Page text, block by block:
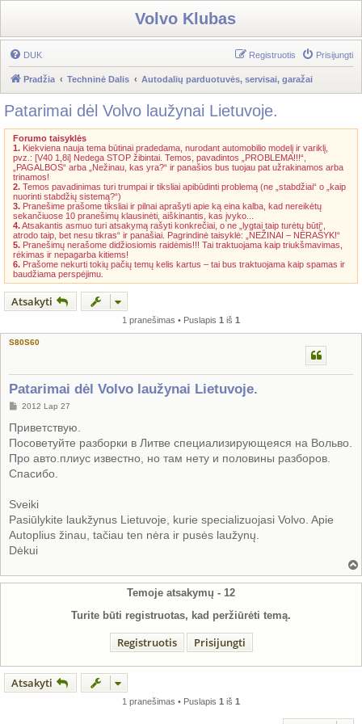
Volvo Klubas
DUK Prisijungti
Registruotis
Pradžia Techninė Dalis Autodalių parduotuvės, servisai, garažai
Patarimai dėl Volvo laužynai Lietuvoje.
Forumo taisyklės
1. Kiekviena nauja tema būtinai pradedama, nurodant automobilio modelį ir variklį,
pvz.: [V40 1,8i] Nedega STOP žibintai. Temos, pavadintos „PROBLEMA!!!“,
„PAGALBOS“ arba „Nežinau, kas yra?“ ir panašios bus tuojau pat užrakinamos arba
trinamos!
2. Temos pavadinimas turi trumpai ir tiksliai apibūdinti problemą (ne „stabdžiai“ o „kaip
nuorinti stabdžių sistemą?“)
3. Pranešime prašome tiksliai ir pilnai aprašyti apie ką eina kalba, kad nereikėtų
sekančiuose 10 pranešimų klausinėti, aiškinantis, kas įvyko...
4.Atsakantis asmuo turi atsakymą rašyti konkrečiai, o ne „lygtai taip turėtų būti“,
atrodo taip, bet nesu tikras“ ir panašiai. Pagrindinė taisyklė: „NEŽINAI – NERAŠYK!“
5. Pranešimų nerašome didžiosiomis raidėmis!!! Tai traktuojama kaip triukšmavimas,
rėkimas ir nepagarba kitiems!
6. Prašome nekurti tokių pačių temų kelis kartus – tai bus traktuojama kaip spamas ir
baudžiama perspėjimu.
Atsakyti
1 pranešimas • Puslapis 1 iš 1
S80S60
Patarimai dėl Volvo laužynai Lietuvoje.
S
a
n
d
r
t
ė
2012 Lap 27
Приветствую.
Посоветуйте разборки в Литве специализирующеяся на Вольво.
Про авто.плиус известно, но там нету и половины разборов.
Спасибо.
Sveiki
Pasiūlykite laukžynus Lietuvoje, kurie specializuojasi Volvo. Apie
Autoplius žinau, tačiau ten nėra ir pusės laužynų.
Dėkui
i
Temoje atsakymų - 12
Turite būti registruotas, kad peržiūrėti temą.
Registruotis Prisijungti
Atsakyti
1 pranešimas • Puslapis 1 iš 1